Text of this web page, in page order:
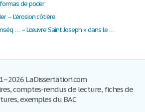
de poder
– L’érosion côtière
… – L’œuvre Saint Joseph » dans le …
LaDissertation.com
comptes-rendus de lecture, fiches de
exemples du BAC